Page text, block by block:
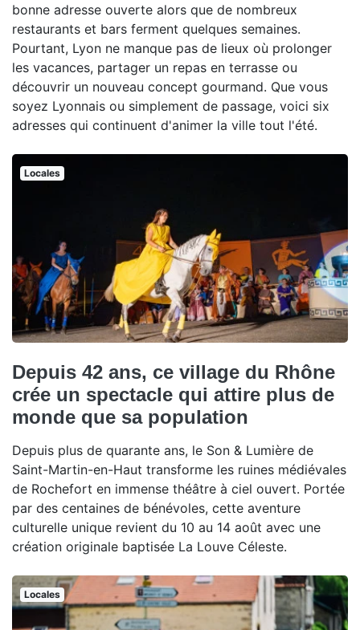
bonne adresse ouverte alors que de nombreux
restaurants et bars ferment quelques semaines.
Pourtant, Lyon ne manque pas de lieux où prolonger
les vacances, partager un repas en terrasse ou
découvrir un nouveau concept gourmand. Que vous
soyez Lyonnais ou simplement de passage, voici six
adresses qui continuent d'animer la ville tout l'été.
Locales
Depuis 42 ans, ce village du Rhône
crée un spectacle qui attire plus de
monde que sa population
Depuis plus de quarante ans, le Son & Lumière de
Saint-Martin-en-Haut transforme les ruines médiévales
de Rochefort en immense théâtre à ciel ouvert. Portée
par des centaines de bénévoles, cette aventure
culturelle unique revient du 10 au 14 août avec une
création originale baptisée La Louve Céleste.
Locales